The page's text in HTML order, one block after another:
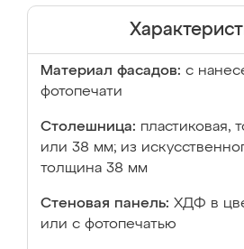
Материал фасадов: с
фотопечати
Столешница: пластиковая,
или 38 мм; из
толщина 38 мм
Стеновая панель: ХДФ в
или с фотопечатью